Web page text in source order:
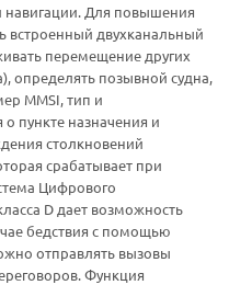
навигации. Для повышения
встроенный двухканальный
перемещение других
определять позывной судна,
MMSI, тип и
пункте назначения и
столкновений
срабатывает при
Цифрового
D дает возможность
бедствия с помощью
отправлять вызовы
Функция